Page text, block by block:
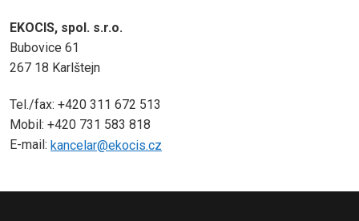
EKOCIS, spol. s.r.o.
Bubovice 61
267 18 Karlštejn
Tel./fax: +420 311 672 513
Mobil: +420 731 583 818
E-mail: kancelar@ekocis.cz